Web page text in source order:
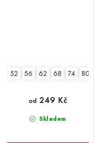
52 56 62 68 74 80
Skladem
od 249 Kč